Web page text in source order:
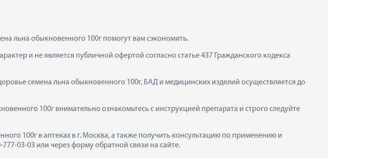
льна обыкновенного 100г помогут вам сэкономить.
и не является публичной офертой согласно статье 437 Гражданского кодекса
семена льна обыкновенного 100г, БАД и медицинских изделий осуществляется до
100г внимательно ознакомьтесь с инструкцией препарата и строго следуйте
100г в аптеках в г. Москва, а также получить консультацию по применению и
03-03 или через форму обратной связи на сайте.